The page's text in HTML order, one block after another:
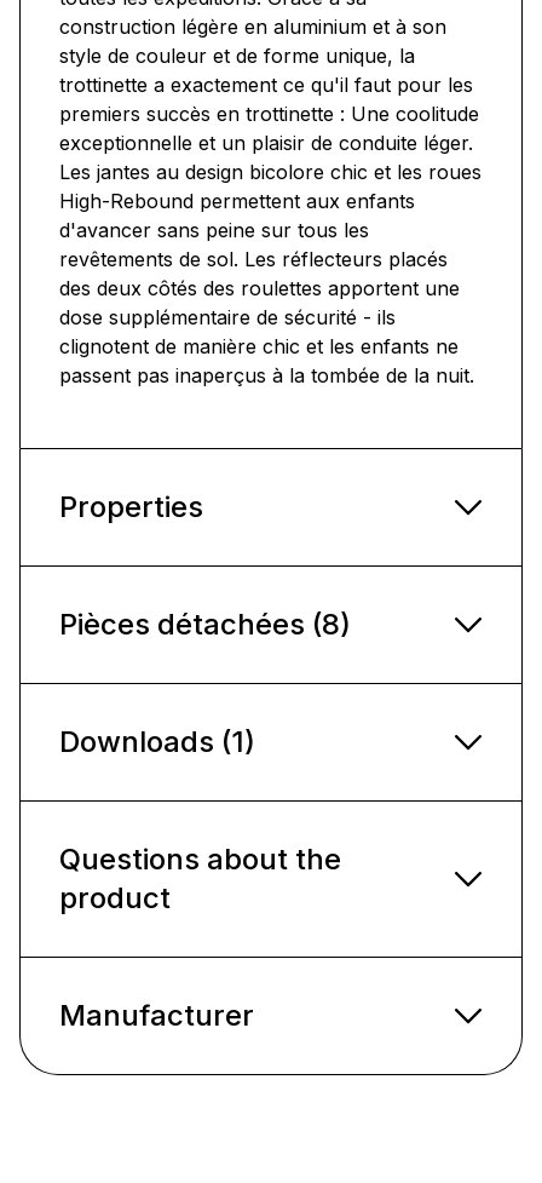
construction légère en aluminium et à son
style de couleur et de forme unique, la
trottinette a exactement ce qu'il faut pour les
premiers succès en trottinette : Une coolitude
exceptionnelle et un plaisir de conduite léger.
Les jantes au design bicolore chic et les roues
High-Rebound permettent aux enfants
d'avancer sans peine sur tous les
revêtements de sol. Les réflecteurs placés
des deux côtés des roulettes apportent une
dose supplémentaire de sécurité - ils
clignotent de manière chic et les enfants ne
passent pas inaperçus à la tombée de la nuit.
Properties
Pièces détachées (8)
Downloads (1)
Questions about the
product
Manufacturer